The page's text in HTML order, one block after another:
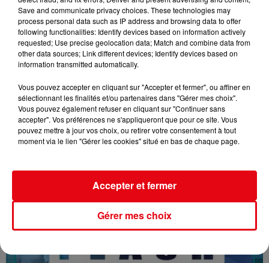
16/07/26 : LES INFORMATIONS
Save and communicate privacy choices. These technologies may
process personal data such as IP address and browsing data to offer
following functionalities: Identify devices based on information actively
requested; Use precise geolocation data; Match and combine data from
other data sources; Link different devices; Identify devices based on
information transmitted automatically.
Vous pouvez accepter en cliquant sur "Accepter et fermer", ou affiner en
sélectionnant les finalités et/ou partenaires dans "Gérer mes choix".
Vous pouvez également refuser en cliquant sur "Continuer sans
accepter". Vos préférences ne s'appliqueront que pour ce site. Vous
pouvez mettre à jour vos choix, ou retirer votre consentement à tout
moment via le lien "Gérer les cookies" situé en bas de chaque page.
Gérer mes choix
Accepter et fermer